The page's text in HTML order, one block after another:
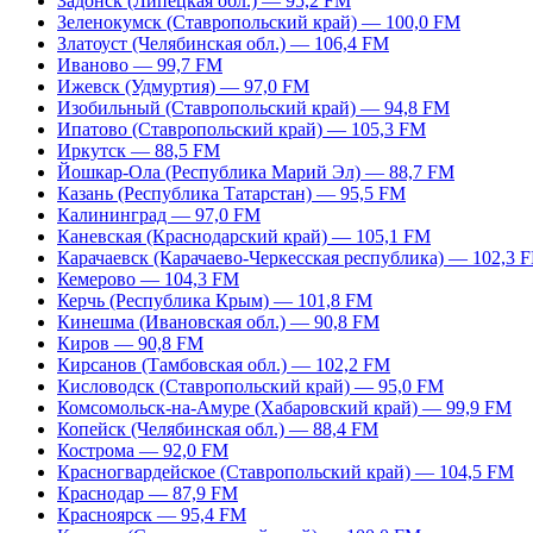
Зеленокумск (Ставропольский край) — 100,0 FM
Златоуст (Челябинская обл.) — 106,4 FM
Иваново — 99,7 FM
Ижевск (Удмуртия) — 97,0 FM
Изобильный (Ставропольский край) — 94,8 FM
Ипатово (Ставропольский край) — 105,3 FM
Иркутск — 88,5 FM
Йошкар-Ола (Республика Марий Эл) — 88,7 FM
Казань (Республика Татарстан) — 95,5 FM
Калининград — 97,0 FM
Каневская (Краснодарский край) — 105,1 FM
Карачаевск (Карачаево-Черкесская республика) — 102,3
Кемерово — 104,3 FM
Керчь (Республика Крым) — 101,8 FM
Кинешма (Ивановская обл.) — 90,8 FM
Киров — 90,8 FM
Кирсанов (Тамбовская обл.) — 102,2 FM
Кисловодск (Ставропольский край) — 95,0 FM
Комсомольск-на-Амуре (Хабаровский край) — 99,9 FM
Копейск (Челябинская обл.) — 88,4 FM
Кострома — 92,0 FM
Красногвардейское (Ставропольский край) — 104,5 FM
Краснодар — 87,9 FM
Красноярск — 95,4 FM